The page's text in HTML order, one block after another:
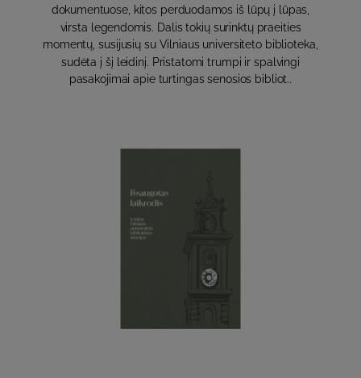
dokumentuose, kitos perduodamos iš lūpų į lūpas,
virsta legendomis. Dalis tokių surinktų praeities
momentų, susijusių su Vilniaus universiteto biblioteka,
sudėta į šį leidinį. Pristatomi trumpi ir spalvingi
pasakojimai apie turtingas senosios bibliot..